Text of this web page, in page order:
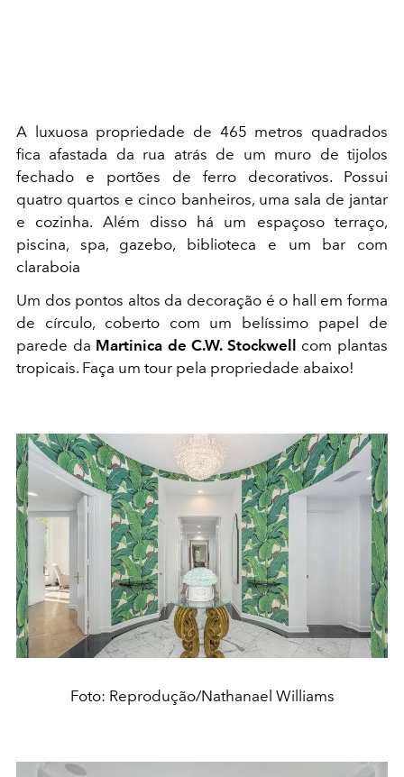
A luxuosa propriedade de 465 metros quadrados
fica afastada da rua atrás de um muro de tijolos
fechado e portões de ferro decorativos. Possui
quatro quartos e cinco banheiros, uma sala de jantar
e cozinha. Além disso há um espaçoso terraço,
piscina, spa, gazebo, biblioteca e um bar com
claraboia
Um dos pontos altos da decoração é o hall em forma
de círculo, coberto com um belíssimo papel de
parede da Martinica de C.W. Stockwell
com plantas
tropicais. Faça um tour pela propriedade abaixo!
Foto: Reprodução/Nathanael Williams